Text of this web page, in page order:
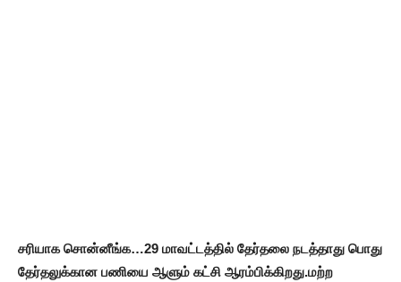
சரியாக சொன்னீங்க…29 மாவட்டத்தில் தேர்தலை நடத்தாது பொது
தேர்தலுக்கான பணியை ஆளும் கட்சி ஆரம்பிக்கிறது.மற்ற